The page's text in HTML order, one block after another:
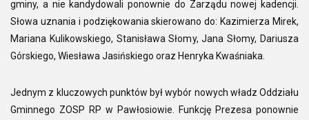
gminy, a nie kandydowali ponownie do Zarządu nowej kadencji.
Słowa uznania i podziękowania skierowano do: Kazimierza Mirek,
Mariana Kulikowskiego, Stanisława Słomy, Jana Słomy, Dariusza
Górskiego, Wiesława Jasińskiego oraz Henryka Kwaśniaka.
Jednym z kluczowych punktów był wybór nowych władz Oddziału
Gminnego ZOSP RP w Pawłosiowie. Funkcję Prezesa ponownie